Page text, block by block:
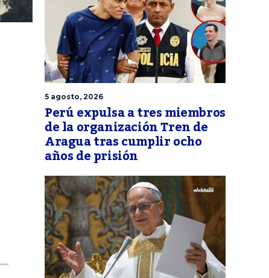
5 agosto, 2026
Perú expulsa a tres miembros
de la organización Tren de
Aragua tras cumplir ocho
años de prisión